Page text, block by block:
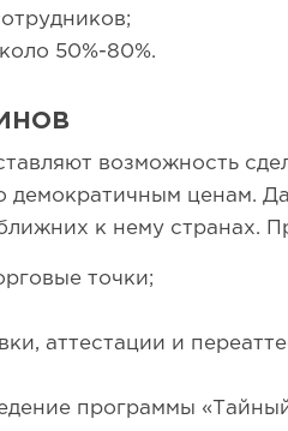
50%-80%.
возможность
демократичным ценам.
к нему странах.
точки;
аттестации и
программы